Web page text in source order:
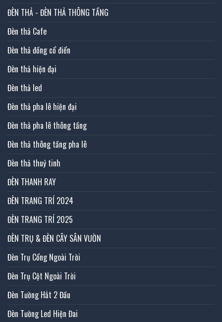
ĐÈN THẢ - ĐÈN THẢ THÔNG TẦNG
Đèn thả Cafe
Đèn thả đồng cổ điển
Đèn thả hiện đại
Đèn thả led
Đèn thả pha lê hiện đại
Đèn thả pha lê thông tầng
Đèn thả thông tầng pha lê
Đèn thả thuỷ tinh
ĐÈN THANH RAY
ĐÈN TRANG TRÍ 2024
ĐÈN TRANG TRÍ 2025
ĐÈN TRỤ & ĐÈN CÂY SÂN VƯỜN
Đèn Trụ Cổng Ngoài Trời
Đèn Trụ Cột Ngoài Trời
Đèn Tường Hắt 2 Đầu
Đèn Tường Led Hiện Đai